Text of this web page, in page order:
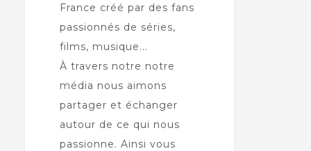
France créé par des fans
passionnés de séries,
films, musique...
À travers notre notre
média nous aimons
partager et échanger
autour de ce qui nous
passionne. Ainsi vous